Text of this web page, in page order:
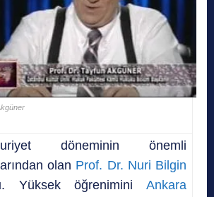
döneminin önemli
olan Prof. Dr. Nuri Bilgin
Yüksek öğrenimini Ankara